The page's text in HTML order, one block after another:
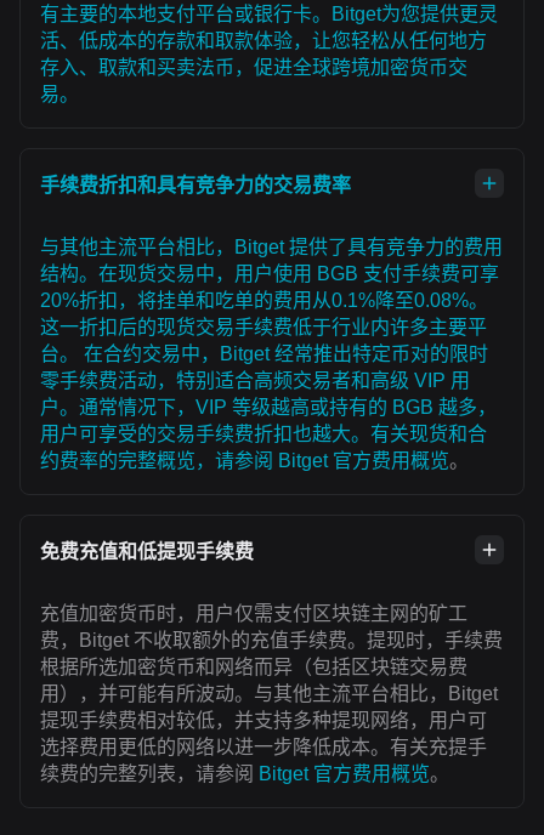
有主要的本地支付平台或银行卡。Bitget为您提供更灵
活、低成本的存款和取款体验，让您轻松从任何地方
存入、取款和买卖法币，促进全球跨境加密货币交
易。
手续费折扣和具有竞争力的交易费率
与其他主流平台相比，Bitget 提供了具有竞争力的费用
结构。在现货交易中，用户使用 BGB 支付手续费可享
20%折扣，将挂单和吃单的费用从0.1%降至0.08%。
这一折扣后的现货交易手续费低于行业内许多主要平
台。 在合约交易中，Bitget 经常推出特定币对的限时
零手续费活动，特别适合高频交易者和高级 VIP 用
户。通常情况下，VIP 等级越高或持有的 BGB 越多，
用户可享受的交易手续费折扣也越大。有关现货和合
约费率的完整概览，请参阅 Bitget 官方费用概览。
免费充值和低提现手续费
充值加密货币时，用户仅需支付区块链主网的矿工
费，Bitget 不收取额外的充值手续费。提现时，手续费
根据所选加密货币和网络而异（包括区块链交易费
用），并可能有所波动。与其他主流平台相比，Bitget
提现手续费相对较低，并支持多种提现网络，用户可
选择费用更低的网络以进一步降低成本。有关充提手
续费的完整列表，请参阅 Bitget 官方费用概览。